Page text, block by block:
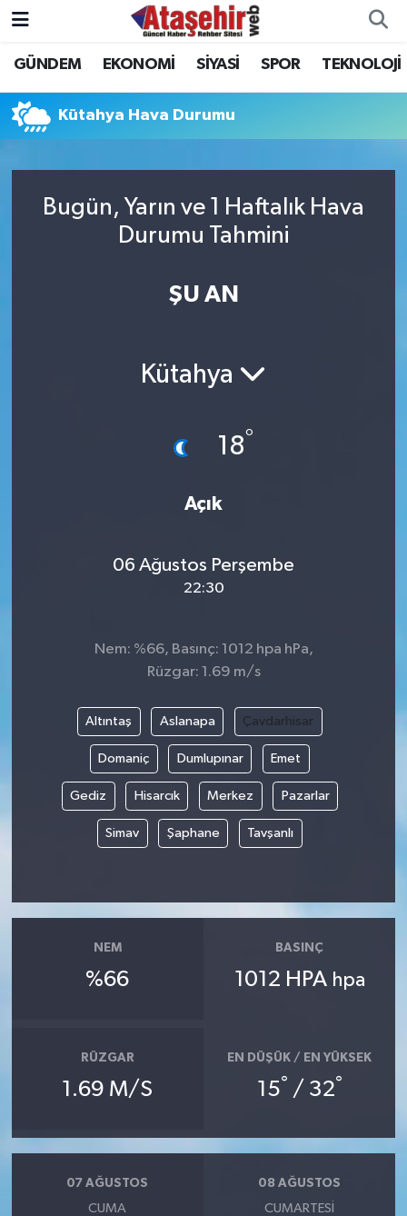
GÜNDEM EKONOMİ SİYASİ SPOR TEKNOLOJİ
Kütahya Hava Durumu
Bugün, Yarın ve 1 Haftalık Hava
Durumu Tahmini
ŞU AN
Kütahya
18°
Açık
06 Ağustos Perşembe
22:30
Nem: %66, Basınç: 1012 hpa hPa,
Rüzgar: 1.69 m/s
Altıntaş Aslanapa Çavdarhisar
Domaniç Dumlupınar Emet
Gediz Hisarcık Merkez Pazarlar
Simav Şaphane Tavşanlı
NEM
%66
BASINÇ
1012 HPA hpa
RÜZGAR
1.69 M/S
EN DÜŞÜK / EN YÜKSEK
15° / 32°
07 AĞUSTOS
CUMA
08 AĞUSTOS
CUMARTESI
Hava Durumu
Trafik Durumu
Tüm Manşetler